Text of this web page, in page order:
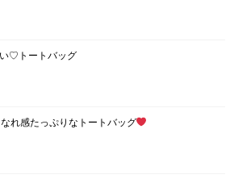
♡トートバッグ
れ感たっぷりなトートバッグ